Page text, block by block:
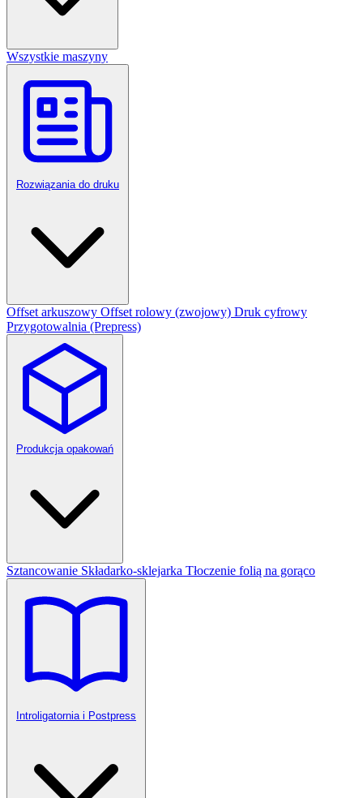
Wszystkie maszyny
Rozwiązania do druku
Offset arkuszowy Offset rolowy (zwojowy) Druk cyfrowy
Przygotowalnia (Prepress)
Produkcja opakowań
Sztancowanie Składarko-sklejarka Tłoczenie folią na gorąco
Introligatornia i Postpress